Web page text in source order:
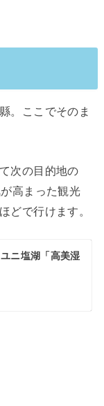
。ここでそのま
次の目的地の
高まった観光
どで行けます。
ニ塩湖「高美湿